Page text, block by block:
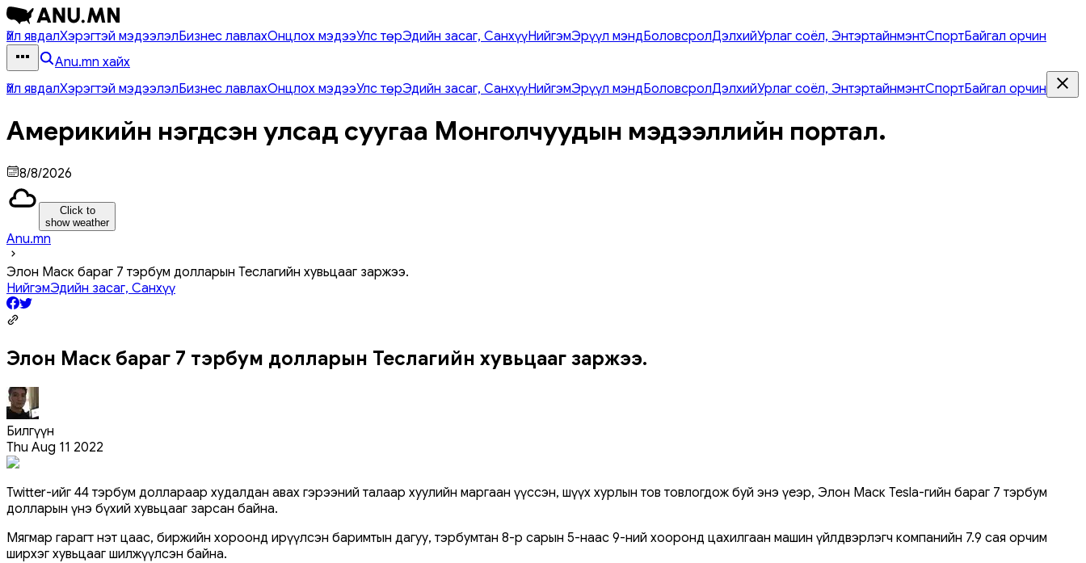
Үйл явдалХэрэгтэй мэдээлэлБизнес лавлахОнцлох мэдээУлс төрЭдийн засаг, СанхүүНийгэмЭрүүл мэндБоловсролДэлхийУрлаг соёл, ЭнтэртайнмэнтСпортБайгал орчин
Anu.mn хайх
Үйл явдалХэрэгтэй мэдээлэлБизнес лавлахОнцлох мэдээУлс төрЭдийн засаг, СанхүүНийгэмЭрүүл мэндБоловсролДэлхийУрлаг соёл, ЭнтэртайнмэнтСпортБайгал орчин
Америкийн нэгдсэн улсад суугаа Монголчуудын мэдээллийн портал.
8/8/2026
Click to
show weather
Anu.mn
Элон Маск бараг 7 тэрбум долларын Теслагийн хувьцааг заржээ.
НийгэмЭдийн засаг, Санхүү
Элон Маск бараг 7 тэрбум долларын Теслагийн хувьцааг заржээ.
Билгүүн
Thu Aug 11 2022
Twitter-ийг 44 тэрбум доллараар худалдан авах гэрээний талаар хуулийн маргаан үүссэн, шүүх хурлын тов товлогдож буй энэ үеэр, Элон Маск Tesla-гийн бараг 7 тэрбум
долларын үнэ бүхий хувьцааг зарсан байна.
Мягмар гарагт Үнэт цаас, биржийн хороонд ирүүлсэн баримтын дагуу, тэрбумтан 8-р сарын 5-наас 9-ний хооронд цахилгаан машин үйлдвэрлэгч компанийн 7.9 сая орчим
ширхэг хувьцааг шилжүүлсэн байна.